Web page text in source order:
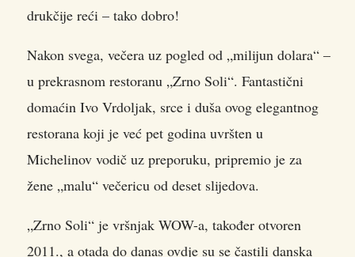
drukčije reći – tako dobro!
Nakon svega, večera uz pogled od „milijun dolara“ –
u prekrasnom restoranu „Zrno Soli“. Fantastični
domaćin Ivo Vrdoljak, srce i duša ovog elegantnog
restorana koji je već pet godina uvršten u
Michelinov vodič uz preporuku, pripremio je za
žene „malu“ večericu od deset slijedova.
„Zrno Soli“ je vršnjak WOW-a, također otvoren
2011., a otada do danas ovdje su se častili danska